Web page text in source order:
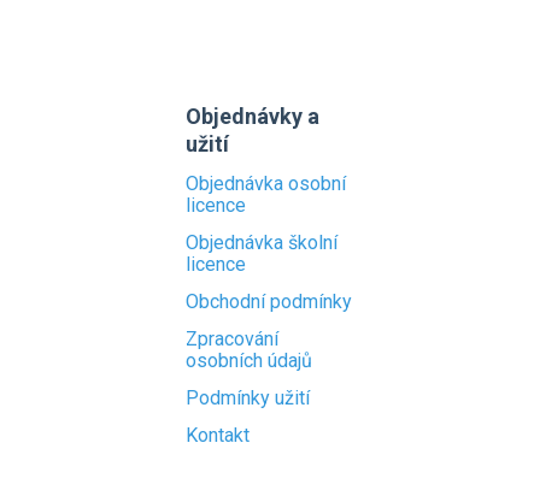
Objednávky a
užití
Objednávka osobní
licence
Objednávka školní
licence
Obchodní podmínky
Zpracování
osobních údajů
Podmínky užití
Kontakt